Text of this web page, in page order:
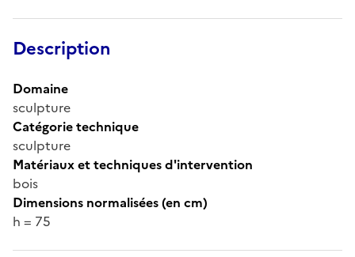
Description
Domaine
sculpture
Catégorie technique
sculpture
Matériaux et techniques d'intervention
bois
Dimensions normalisées (en cm)
h = 75